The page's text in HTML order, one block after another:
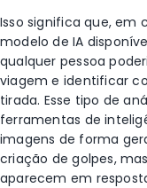
Isso significa que, em
modelo de IA
qualquer pessoa
viagem e identificar
tirada. Esse tipo de
ferramentas de
imagens de forma
criação de golpes,
aparecem em